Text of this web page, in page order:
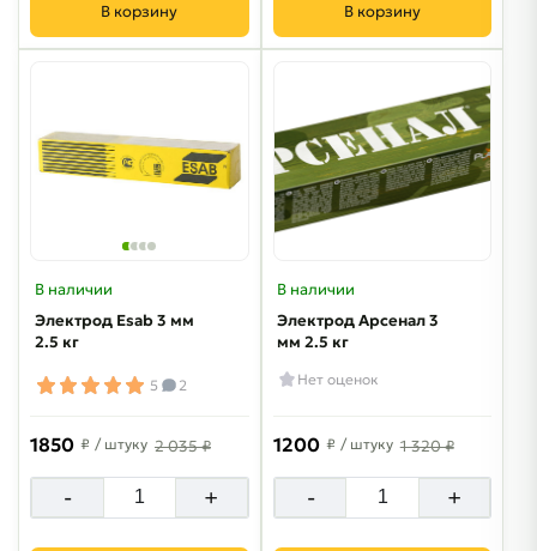
В корзину В корзину
В наличии
Электрод Esab 3 мм
2.5 кг
5 2
1850 ₽ / штуку 2 035 ₽
- +
В наличии
Электрод Арсенал 3
мм 2.5 кг
Нет оценок
1200 ₽ / штуку 1 320 ₽
- +